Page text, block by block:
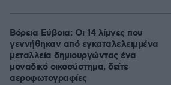
Βόρεια Εύβοια: Οι 14 λίμνες που
γεννήθηκαν από εγκαταλελειμμένα
μεταλλεία δημιουργώντας ένα
μοναδικό οικοσύστημα, δείτε
αεροφωτογραφίες